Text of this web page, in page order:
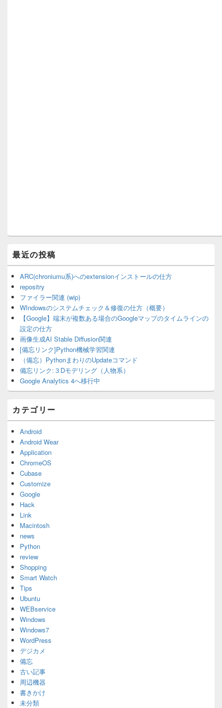
最近の投稿
ARC(chroniumu系)へのextensionインストールの仕方
repositry
ファイラー関連 (wip)
WIndowsのシステムチェック＆修復の仕方（概要）
【Google】端末が複数ある場合のGoogleマップのタイムラインの
設定の仕方
画像生成AI Stable Diffusion関連
[備忘リンク]Python機械学習関連
（備忘）PythonまわりのUpdateコマンド
備忘リンク:３Dモデリング（人物系）
Google Analytics 4へ移行中
カテゴリー
Android
Android Wear
Application
ChromeOS
Cubase
Customize
Google
Hack
Link
Macintosh
news
Python
review
Shopping
Smart Watch
Tips
Ubuntu
WEBservice
Windows
Windows7
WordPress
デジカメ
備忘
古い記事
周辺機器
書きかけ
未分類